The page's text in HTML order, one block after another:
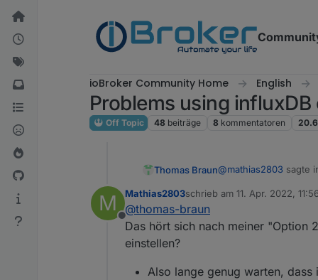
Weiter zum Inhalt
ioBroker Community Home English
Problems using influxDB
Off Topic 48 beiträge 8 kommentatoren
Thomas Braun@mathias2803 sagte
M
Offline
Mathias2803schrieb am 11. Apr. 2022, 11:56
zuletzt editiert von
@thomas-braun
Das hört sich nach meiner "Option
einstellen?
Also lange genug warten,